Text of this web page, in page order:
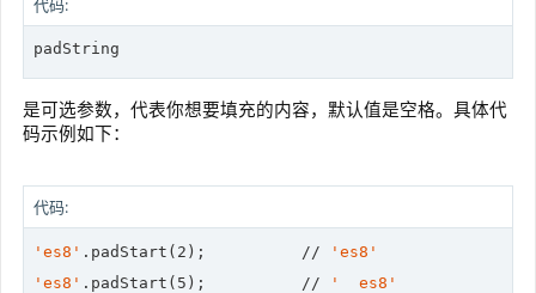
代码:
padString
是可选参数，代表你想要填充的内容，默认值是空格。具体代
码示例如下：
代码:
'es8' .padStart( 2 ); //
'es8'
'es8' .padStart( 5 ); //
'  es8'